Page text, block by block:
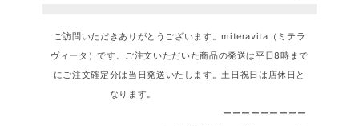
ご訪問いただきありがとうございます。miteravita（ミテラ
ヴィータ）です。ご注文いただいた商品の発送は平日8時まで
にご注文確定分は当日発送いたします。土日祝日は店休日と
なります。
ーーーーーーーーー